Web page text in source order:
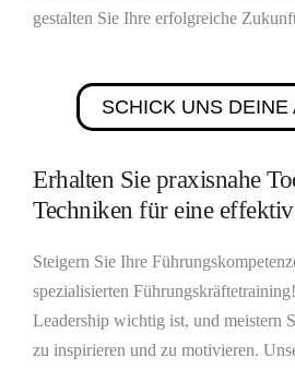
gestalten Sie Ihre erfolgreiche
SCHICK UNS DEINE
Erhalten Sie praxisnahe
Techniken für eine
Steigern Sie Ihre
spezialisierten
Leadership wichtig ist, und meistern
zu inspirieren und zu motivieren.